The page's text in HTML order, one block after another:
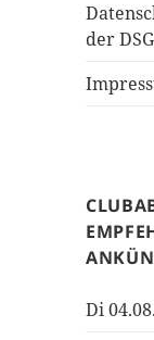
der
Di